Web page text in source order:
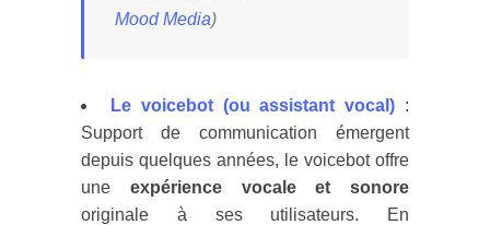
Mood Media)
Le voicebot (ou assistant vocal) :
Support de communication émergent
depuis quelques années, le voicebot offre
une expérience vocale et sonore
originale à ses utilisateurs. En